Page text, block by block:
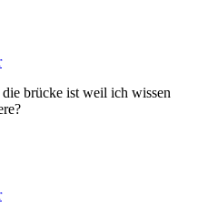
brücke ist weil ich wissen